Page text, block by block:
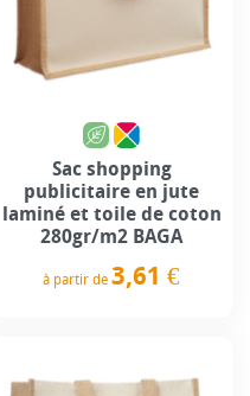
Sac shopping
publicitaire en jute
laminé et toile de coton
280gr/m2 BAGA
à partir de 3,61 €